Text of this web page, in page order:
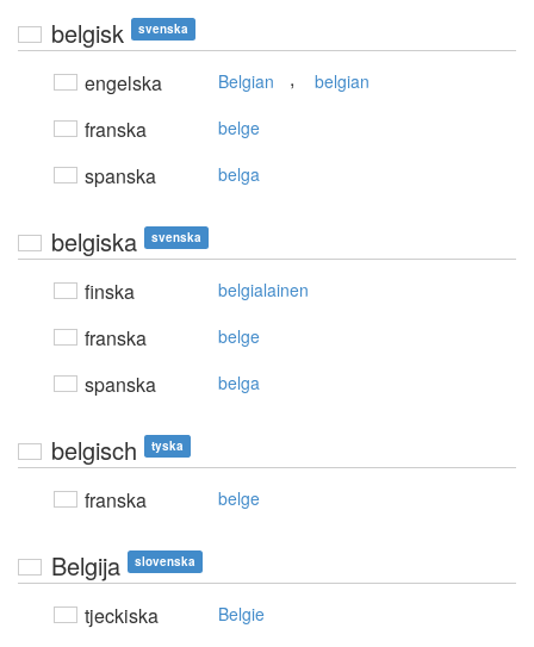
belgisk svenska
engelska Belgian , belgian
franska belge
spanska belga
belgiska svenska
finska belgialainen
franska belge
spanska belga
belgisch tyska
franska belge
Belgija slovenska
tjeckiska Belgie